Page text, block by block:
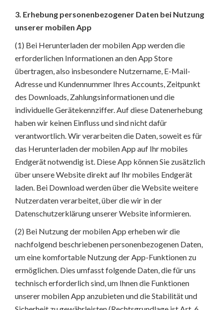
3. Erhebung personenbezogener Daten bei Nutzung
unserer mobilen App
(1) Bei Herunterladen der mobilen App werden die
erforderlichen Informationen an den App Store
übertragen, also insbesondere Nutzername, E-Mail-
Adresse und Kundennummer Ihres Accounts, Zeitpunkt
des Downloads, Zahlungsinformationen und die
individuelle Gerätekennziffer. Auf diese Datenerhebung
haben wir keinen Einfluss und sind nicht dafür
verantwortlich. Wir verarbeiten die Daten, soweit es für
das Herunterladen der mobilen App auf Ihr mobiles
Endgerät notwendig ist. Diese App können Sie zusätzlich
über unsere Website direkt auf Ihr mobiles Endgerät
laden. Bei Download werden über die Website weitere
Nutzerdaten verarbeitet, über die wir in der
Datenschutzerklärung unserer Website informieren.
(2) Bei Nutzung der mobilen App erheben wir die
nachfolgend beschriebenen personenbezogenen Daten,
um eine komfortable Nutzung der App-Funktionen zu
ermöglichen. Dies umfasst folgende Daten, die für uns
technisch erforderlich sind, um Ihnen die Funktionen
unserer mobilen App anzubieten und die Stabilität und